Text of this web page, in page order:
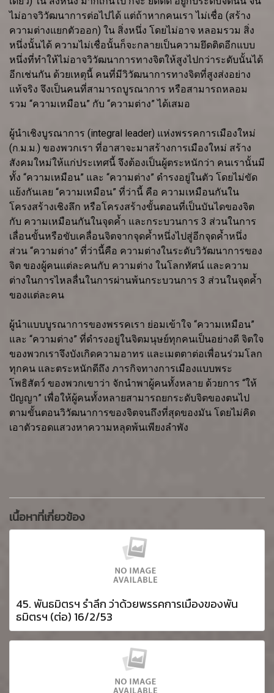
ไม่อาจวิวัฒนาการต่อไปได้ แต่ถ้าหากคนเรา ไม่เชื่อ (สร้าง
ความต่างแยกตัวออก) ใน สิ่งหนึ่ง โดยไม่อาจ หลอมรวม สิ่ง
หนึ่งนั้นได้ ความไม่เชื่อนั้นก็จะกลายเป็นความยึดติดอีกแบบ
หนึ่งที่ทำให้ไม่อาจวิวัฒนาการทางจิตให้สูงไปกว่าระดับนั้นได้
อีกเช่นกัน ด้วยเหตุนี้ คนที่มีวิวัฒนาการทางจิตที่สูงส่งอย่าง
แท้จริง จึงเป็นคนที่สามารถบูรณาการ หรือสามารถหลอม
รวม “ความเหมือน” กับ “ความต่าง” ได้เสมอ
ผู้นำเชิงบูรณาการ (integral leader) แห่งพรรคการเมืองใหม่
(ก.ม.ม.) ของพวกเรา ที่อาสาจะมาสร้างการเมืองใหม่ สร้าง
สังคมใหม่ให้แก่ประเทศนี้ จึงต้องเป็นผู้ตระหนักว่า คนเรานั้นมี
ทั้ง “ความเหมือน” และ “ความต่าง” ดำรงอยู่ในตัว โดยไม่ขัด
แย้งกันเลย “ความเหมือน” ที่ว่านี้ คือ ความเหมือนกันใน
โครงสร้างเชิงลึก หรือโครงสร้างขั้นตอนที่เป็นบันไดของจิต
กับ ความเหมือนกันในจุดค้ำ และกระบวนการ 3 ส่วนในการ
เลื่อนขั้นหรือขับเคลื่อนจิตจากจุดค้ำหนึ่งไปสู่อีกจุดค้ำหนึ่ง
ส่วน “ความต่าง” ที่ว่านี้คือ ความต่างในระดับวิวัฒนาการของ
จิต ของผู้คนแต่ละคนกับ ความต่าง ในโลกทัศน์ และความ
ต่างในการไหลลื่นในการผ่านพ้นกระบวนการ 3 ส่วนในจุดค้ำ
ของแต่ละคน
ผู้นำแบบบูรณาการของพรรคเรา ย่อมเข้าใจ “ความเหมือน”
และ “ความต่าง” ที่ดำรงอยู่ในจิตมนุษย์ทุกคนเป็นอย่างดี จิตใจ
ของพวกเราจึงบังเกิดความอาทร และเมตตาต่อเพื่อนร่วมโลก
ทุกคน และตระหนักดีถึง ภารกิจทางการเมืองแบบพระ
โพธิสัตว์ ของพวกเขาว่า จักนำพาผู้คนทั้งหลาย ด้วยการ “ให้
ปัญญา” เพื่อให้ผู้คนทั้งหลายสามารถยกระดับจิตของตนไป
ตามขั้นตอนวิวัฒนาการของจิตจนถึงที่สุดของมัน โดยไม่คิด
เอาตัวรอดแสวงหาความหลุดพ้นเพียงลำพัง
เนื้อหาที่เกี่ยวข้อง
45. พันธมิตรฯ รำลึก ว่าด้วยพรรคการเมืองของพัน
ธมิตรฯ (ต่อ) 16/2/53